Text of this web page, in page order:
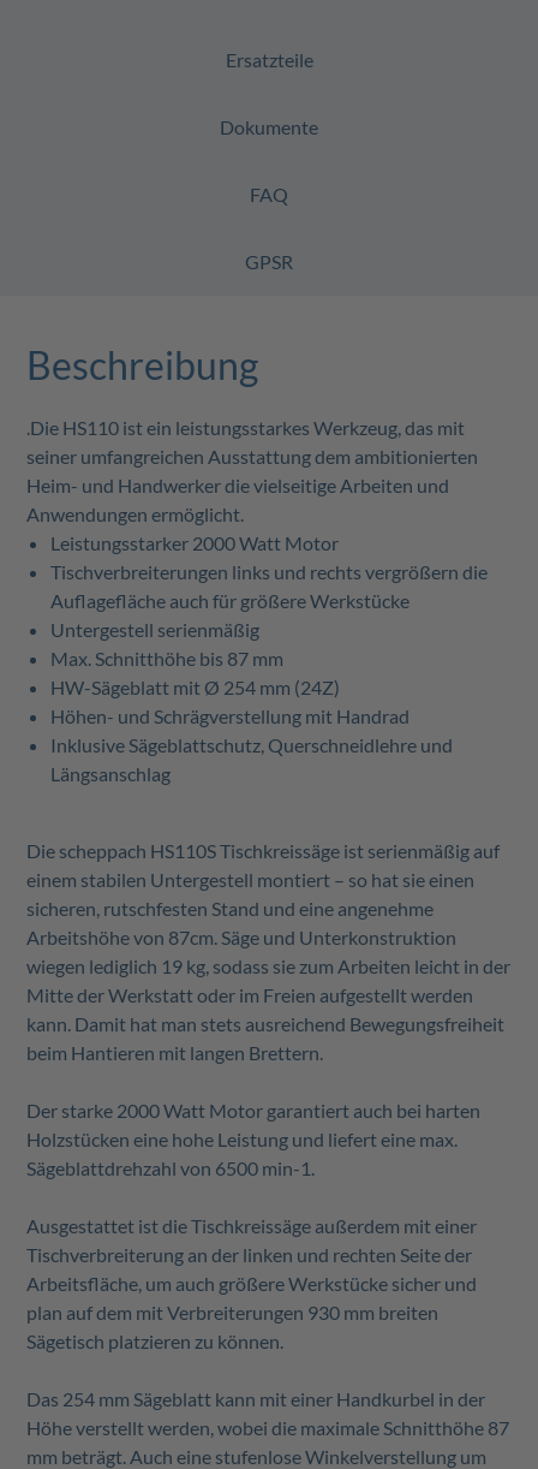
Ersatzteile
Dokumente
FAQ
GPSR
Beschreibung
.Die HS110 ist ein leistungsstarkes Werkzeug, das mit
seiner umfangreichen Ausstattung dem ambitionierten
Heim- und Handwerker die vielseitige Arbeiten und
Anwendungen ermöglicht.
Leistungsstarker 2000 Watt Motor
Tischverbreiterungen links und rechts vergrößern die
Auflagefläche auch für größere Werkstücke
Untergestell serienmäßig
Max. Schnitthöhe bis 87 mm
HW-Sägeblatt mit Ø 254 mm (24Z)
Höhen- und Schrägverstellung mit Handrad
Inklusive Sägeblattschutz, Querschneidlehre und
Längsanschlag
Die scheppach HS110S Tischkreissäge ist serienmäßig auf
einem stabilen Untergestell montiert – so hat sie einen
sicheren, rutschfesten Stand und eine angenehme
Arbeitshöhe von 87cm. Säge und Unterkonstruktion
wiegen lediglich 19 kg, sodass sie zum Arbeiten leicht in der
Mitte der Werkstatt oder im Freien aufgestellt werden
kann. Damit hat man stets ausreichend Bewegungsfreiheit
beim Hantieren mit langen Brettern.
Der starke 2000 Watt Motor garantiert auch bei harten
Holzstücken eine hohe Leistung und liefert eine max.
Sägeblattdrehzahl von 6500 min-1.
Ausgestattet ist die Tischkreissäge außerdem mit einer
Tischverbreiterung an der linken und rechten Seite der
Arbeitsfläche, um auch größere Werkstücke sicher und
plan auf dem mit Verbreiterungen 930 mm breiten
Sägetisch platzieren zu können.
Das 254 mm Sägeblatt kann mit einer Handkurbel in der
Höhe verstellt werden, wobei die maximale Schnitthöhe 87
mm beträgt. Auch eine stufenlose Winkelverstellung um